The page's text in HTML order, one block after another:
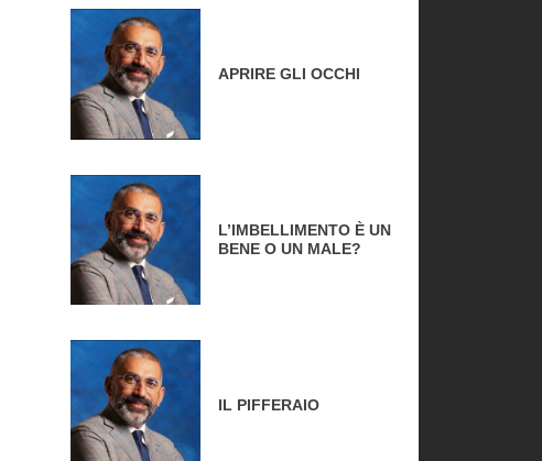
APRIRE GLI OCCHI
L’IMBELLIMENTO È UN
BENE O UN MALE?
IL PIFFERAIO